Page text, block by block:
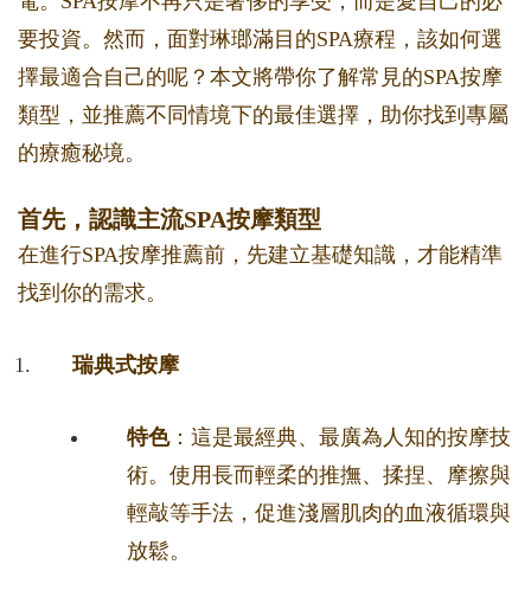
要投資。然而，面對琳瑯滿目的SPA療程，該如何選
擇最適合自己的呢？本文將帶你了解常見的SPA按摩
類型，並推薦不同情境下的最佳選擇，助你找到專屬
的療癒秘境。
首先，認識主流SPA按摩類型
在進行SPA按摩推薦前，先建立基礎知識，才能精準
找到你的需求。
瑞典式按摩
特色：這是最經典、最廣為人知的按摩技
術。使用長而輕柔的推撫、揉捏、摩擦與
輕敲等手法，促進淺層肌肉的血液循環與
放鬆。